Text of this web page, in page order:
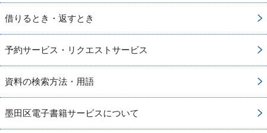
借りるとき・返すとき
予約サービス・リクエストサービス
資料の検索方法・用語
墨田区電子書籍サービスについて